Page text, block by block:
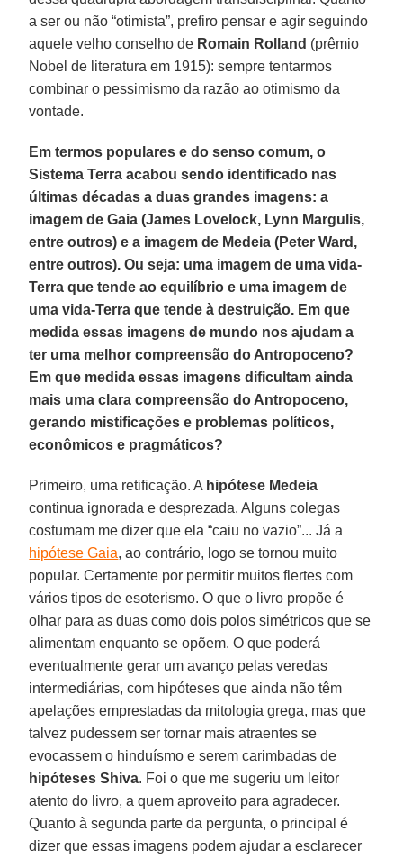
a ser ou não “otimista”, prefiro pensar e agir seguindo
aquele velho conselho de Romain Rolland (prêmio
Nobel de literatura em 1915): sempre tentarmos
combinar o pessimismo da razão ao otimismo da
vontade.
Em termos populares e do senso comum, o
Sistema Terra acabou sendo identificado nas
últimas décadas a duas grandes imagens: a
imagem de Gaia (James Lovelock, Lynn Margulis,
entre outros) e a imagem de Medeia (Peter Ward,
entre outros). Ou seja: uma imagem de uma vida-
Terra que tende ao equilíbrio e uma imagem de
uma vida-Terra que tende à destruição. Em que
medida essas imagens de mundo nos ajudam a
ter uma melhor compreensão do Antropoceno?
Em que medida essas imagens dificultam ainda
mais uma clara compreensão do Antropoceno,
gerando mistificações e problemas políticos,
econômicos e pragmáticos?
Primeiro, uma retificação. A hipótese Medeia
continua ignorada e desprezada. Alguns colegas
costumam me dizer que ela “caiu no vazio”... Já a
hipótese Gaia, ao contrário, logo se tornou muito
popular. Certamente por permitir muitos flertes com
vários tipos de esoterismo. O que o livro propõe é
olhar para as duas como dois polos simétricos que se
alimentam enquanto se opõem. O que poderá
eventualmente gerar um avanço pelas veredas
intermediárias, com hipóteses que ainda não têm
apelações emprestadas da mitologia grega, mas que
talvez pudessem ser tornar mais atraentes se
evocassem o hinduísmo e serem carimbadas de
hipóteses Shiva. Foi o que me sugeriu um leitor
atento do livro, a quem aproveito para agradecer.
Quanto à segunda parte da pergunta, o principal é
dizer que essas imagens podem ajudar a esclarecer